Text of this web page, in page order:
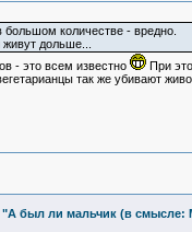
большом количестве - вредно.
дольше...
- это всем известно При
так же убивают
был ли мальчик (в смысле: